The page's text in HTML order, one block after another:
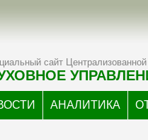
сайт Централизованной
АНАЛИТИКА